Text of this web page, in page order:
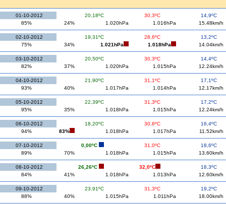
01-10-2012 20,18ºC 30,3ºC
14,9ºC
85%
24% 1.020hPa 1.016hPa 15.48km/h
02-10-2012 19,31ºC 28,6ºC
13,2ºC
75%
34% 1.021hPa 1.018hPa 14.04km/h
03-10-2012 20,50ºC 30,3ºC
14,4ºC
82%
37% 1.020hPa 1.015hPa 12.24km/h
04-10-2012 21,90ºC 31,1ºC
17,1ºC
93%
40% 1.017hPa 1.014hPa 12.17km/h
05-10-2012 22,39ºC 31,3ºC
17,2ºC
95%
35% 1.018hPa 1.015hPa 12.24km/h
06-10-2012 18,20ºC 30,6ºC
16,4ºC
94%
83% 1.018hPa 1.017hPa 11.52km/h
07-10-2012 0,00ºC 31,0ºC
18,6ºC
89%
70% 1.018hPa 1.015hPa 13.60km/h
08-10-2012 26,26ºC 32,0ºC
18,3ºC
84%
41% 1.018hPa 1.013hPa 12.60km/h
09-10-2012 23,91ºC 31,3ºC
19,2ºC
88%
40% 1.015hPa 1.011hPa 18.00km/h